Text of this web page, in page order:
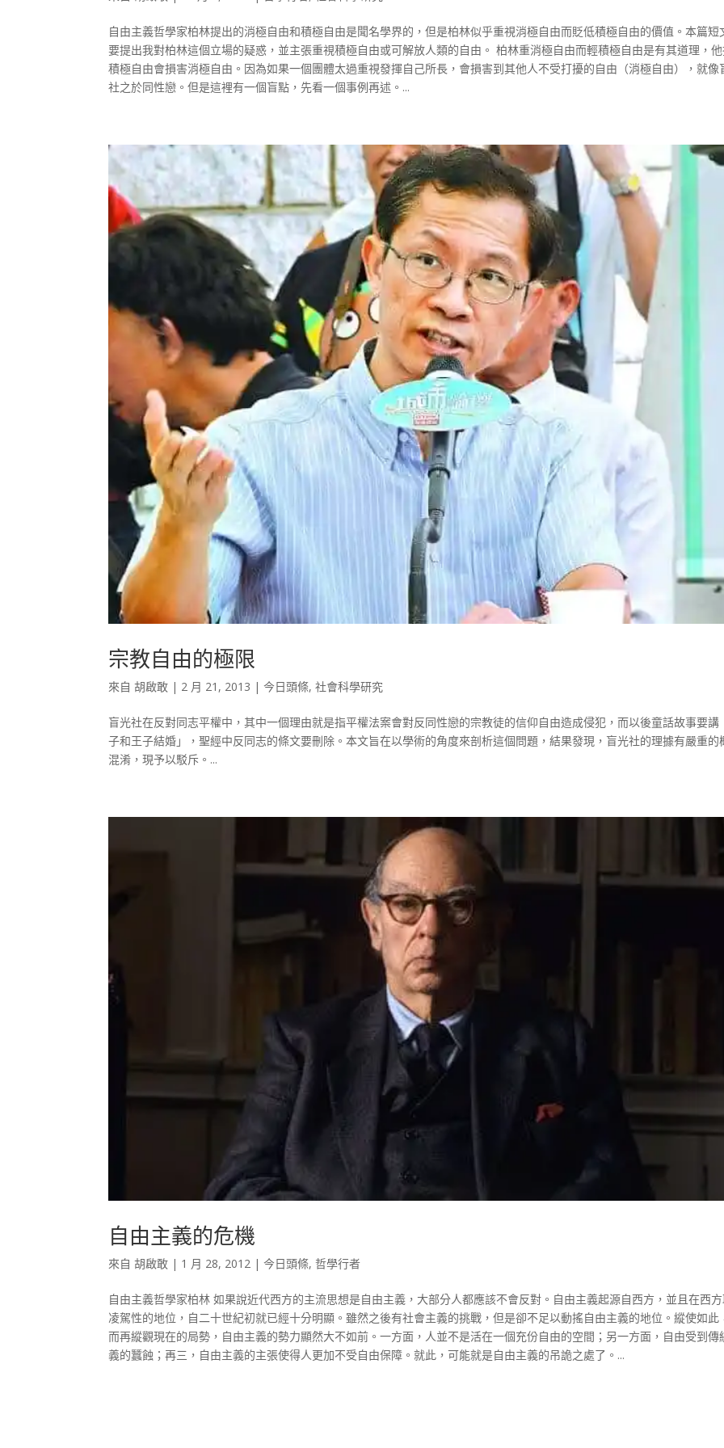
自由主義哲學家柏林提出的消極自由和積極自由是聞名學界的，但是柏林似乎重視消極自由而貶低積極自由的價值。本篇短
要提出我對柏林這個立場的疑惑，並主張重視積極自由或可解放人類的自由。 柏林重消極自由而輕積極自由是有其道理，
積極自由會損害消極自由。因為如果一個團體太過重視發揮自己所長，會損害到其他人不受打擾的自由（消極自由），就像
社之於同性戀。但是這裡有一個盲點，先看一個事例再述。...
宗教自由的極限
來自胡啟敢 | 2 月 21, 2013 |今日頭條,社會科學研究
盲光社在反對同志平權中，其中一個理由就是指平權法案會對反同性戀的宗教徒的信仰自由造成侵犯，而以後童話故事要講
子和王子結婚」，聖經中反同志的條文要刪除。本文旨在以學術的角度來剖析這個問題，結果發現，盲光社的理據有嚴重的
混淆，現予以駁斥。...
自由主義的危機
來自胡啟敢 | 1 月 28, 2012 |今日頭條,哲學行者
自由主義哲學家柏林 如果說近代西方的主流思想是自由主義，大部分人都應該不會反對。自由主義起源自西方，並且在西
凌駕性的地位，自二十世紀初就已經十分明顯。雖然之後有社會主義的挑戰，但是卻不足以動搖自由主義的地位。縱使如此
而再縱觀現在的局勢，自由主義的勢力顯然大不如前。一方面，人並不是活在一個充份自由的空間；另一方面，自由受到傳
義的蠶蝕；再三，自由主義的主張使得人更加不受自由保障。就此，可能就是自由主義的吊詭之處了。...